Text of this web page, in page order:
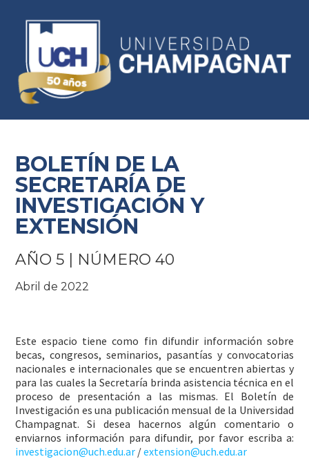
BOLETÍN DE LA
SECRETARÍA DE
INVESTIGACIÓN Y
EXTENSIÓN
AÑO 5 | NÚMERO 40
Abril de 2022
Este espacio tiene como fin difundir información sobre
becas, congresos, seminarios, pasantías y convocatorias
nacionales e internacionales que se encuentren abiertas y
para las cuales la Secretaría brinda asistencia técnica en el
proceso de presentación a las mismas. El Boletín de
Investigación es una publicación mensual de la Universidad
Champagnat. Si desea hacernos algún comentario o
enviarnos información para difundir, por favor escriba a:
investigacion@uch.edu.ar /extension@uch.edu.ar